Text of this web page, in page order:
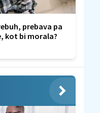
prebava pa
kot bi morala?